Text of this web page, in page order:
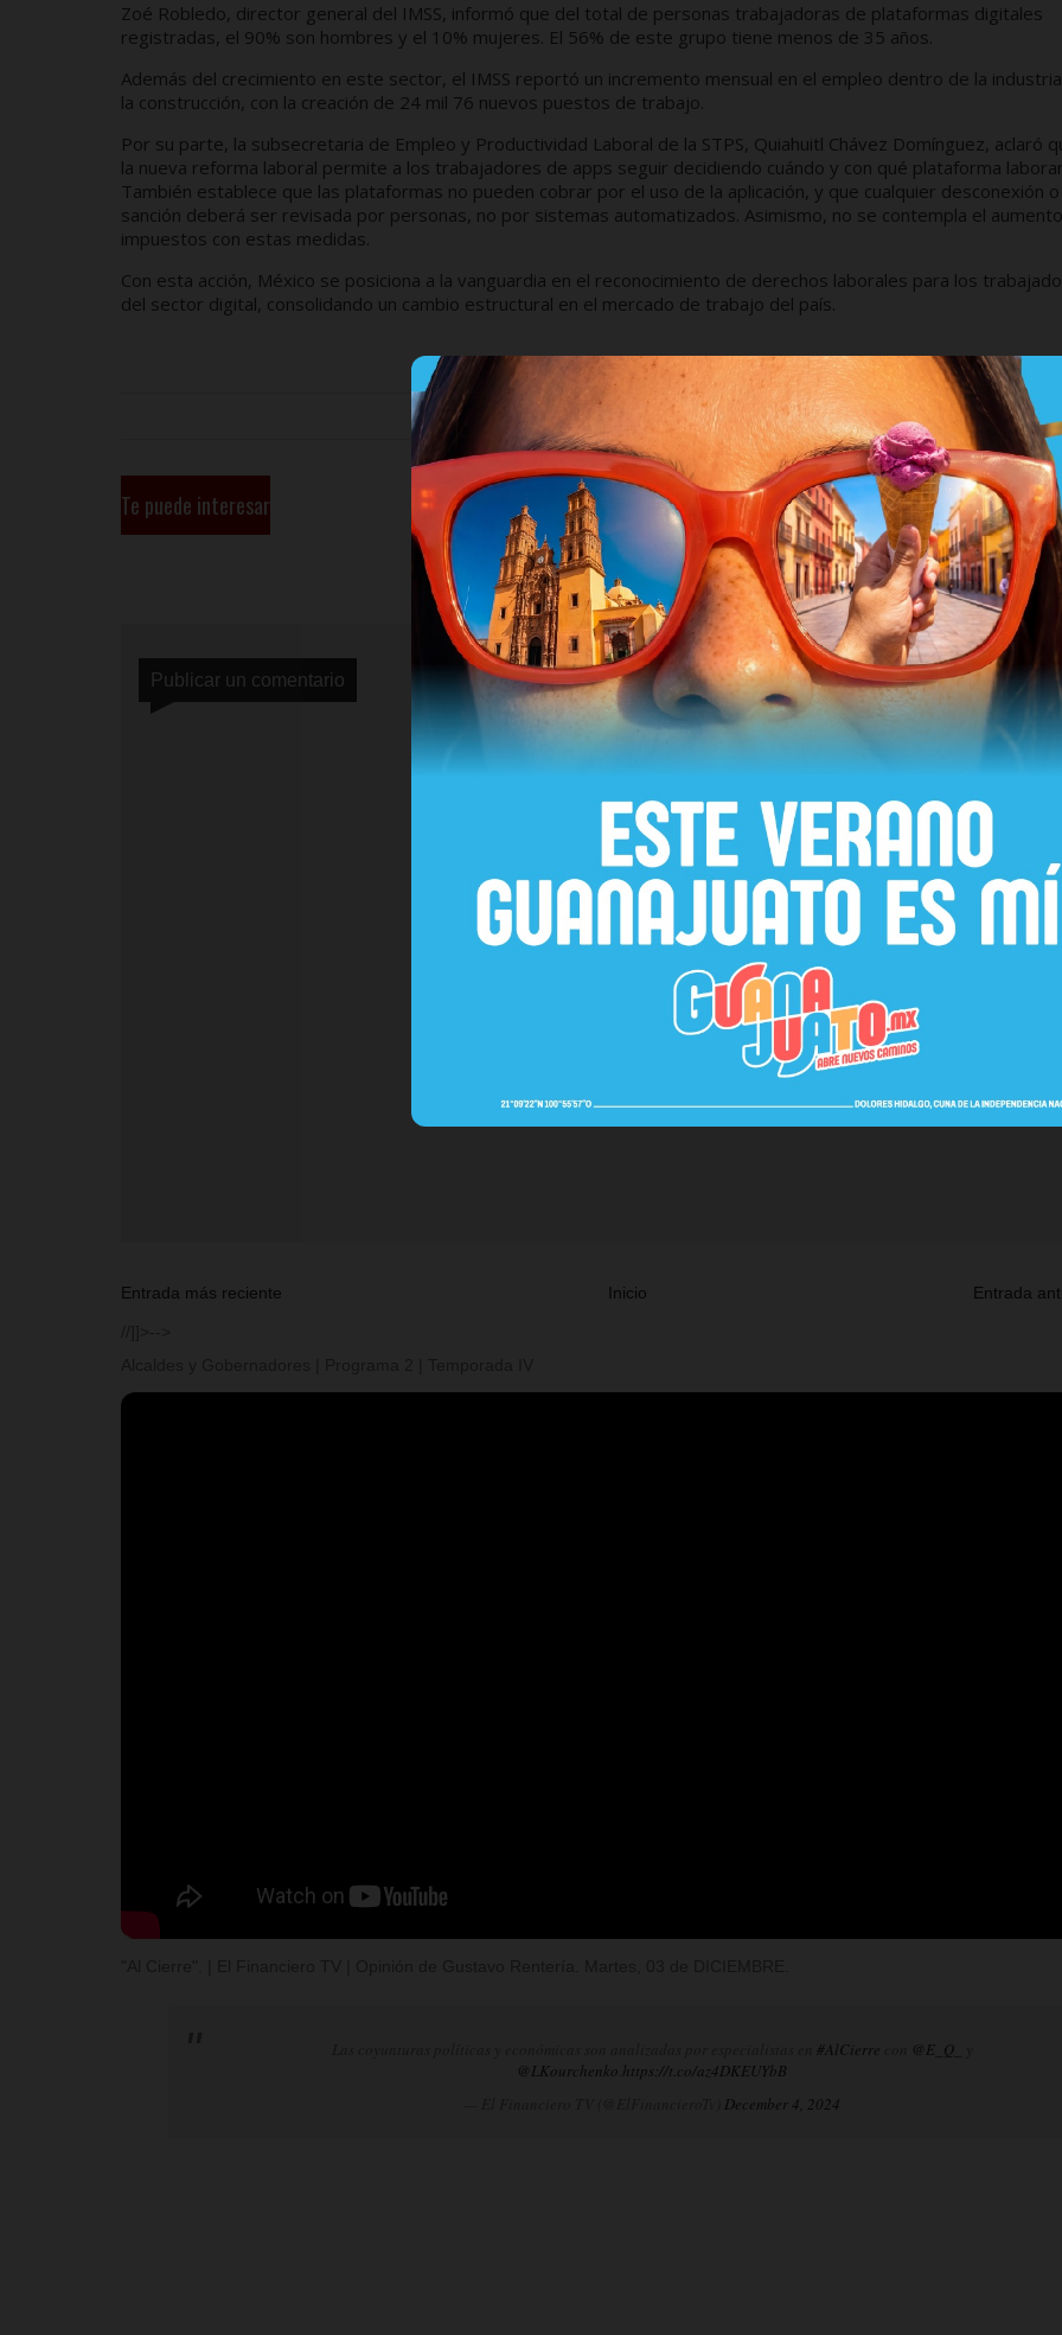
Zoé Robledo, director general del IMSS, informó que del total de personas trabajadoras de plataformas digitales
registradas, el 90% son hombres y el 10% mujeres. El 56% de este grupo tiene menos de 35 años.
Además del crecimiento en este sector, el IMSS reportó un incremento mensual en el empleo dentro de la
la construcción, con la creación de 24 mil 76 nuevos puestos de trabajo.
Por su parte, la subsecretaria de Empleo y Productividad Laboral de la STPS, Quiahuitl Chávez Domínguez, aclaró
la nueva reforma laboral permite a los trabajadores de apps seguir decidiendo cuándo y con qué plataforma
También establece que las plataformas no pueden cobrar por el uso de la aplicación, y que cualquier desconexión o
sanción deberá ser revisada por personas, no por sistemas automatizados. Asimismo, no se contempla el
impuestos con estas medidas.
Con esta acción, México se posiciona a la vanguardia en el reconocimiento de derechos laborales para los
del sector digital, consolidando un cambio estructural en el mercado de trabajo del país.
Te puede interesar
Publicar un comentario
Entrada más reciente Entrada
Inicio
#AlCierre @E_Q_
@LKourchenko https://t.co/az4DKEUYbB
December 4, 2024